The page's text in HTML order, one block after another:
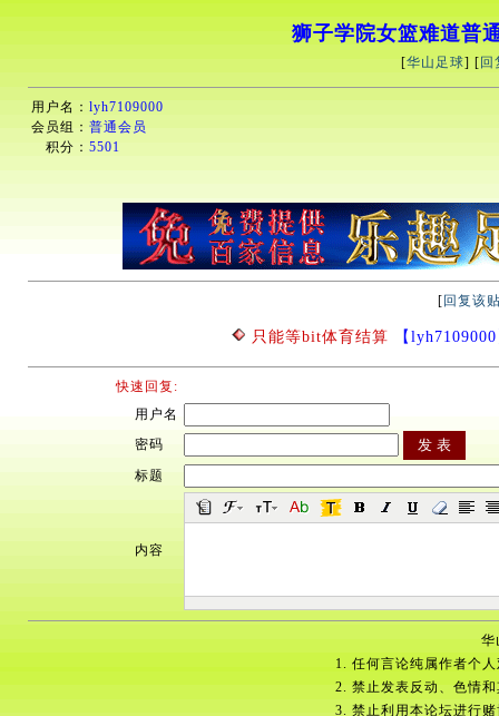
狮子学院女篮难道普
[华山足球] [ 回
用户名： lyh7109000
会员组： 普通会员
积分： 5501
[ 回复该
只能等bit体育结算 【
快速回复:
用户名
密码
标题
内容
华
1. 任何言论纯属作者个
2. 禁止发表反动、色情
3. 禁止利用本论坛进行